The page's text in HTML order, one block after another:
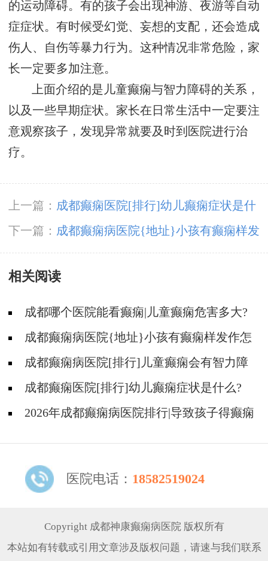
的运动障碍。有的孩子会出现神游、夜游等自动
症症状。有时候受幻觉、妄想的支配，还会造成
伤人、自伤等暴力行为。这种情况非常危险，家
长一定要多加注意。
上面介绍的是儿童癫痫与智力障碍的关系，
以及一些早期症状。家长在日常生活中一定要注
意观察孩子，发现异常就要及时到医院进行治
疗。
上一篇： 成都癫痫医院[排行]幼儿癫痫症状是什
么?
下一篇： 成都癫痫病医院{地址}小孩有癫痫样发
作怎么办?
相关阅读
成都哪个医院能看癫痫|儿童癫痫危害多大?
成都癫痫病医院{地址}小孩有癫痫样发作怎
么办?成都癫痫病医院[排行]儿童癫痫会有智力障
碍吗?成都癫痫医院[排行]幼儿癫痫症状是什么?
2026年成都癫痫病医院排行|导致孩子得癫痫
医院电话： 18582519024
Copyright 成都神康癫痫病医院 版权所有
本站如有转载或引用文章涉及版权问题，请速与我们联系